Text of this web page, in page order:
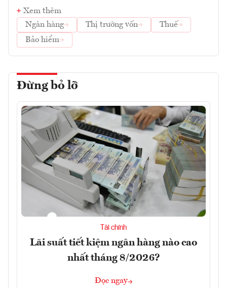
Xem thêm
Ngân hàng
Thị trường vốn
Thuế
Bảo hiểm
Đừng bỏ lỡ
Tài chính
Lãi suất tiết kiệm ngân hàng nào cao
nhất tháng 8/2026?
Đọc ngay